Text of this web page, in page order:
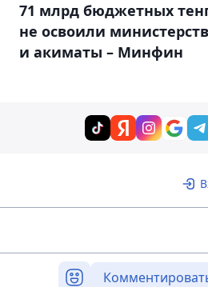
71 млрд бюджетных
не освоили
и акиматы – Минфин